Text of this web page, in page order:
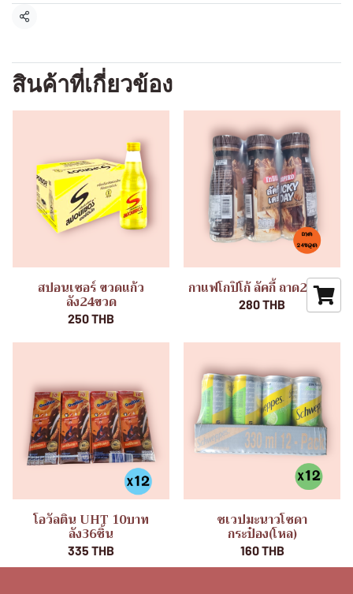
แชร์
สินค้าที่เกี่ยวข้อง
สปอนเซอร์ ขวดแก้ว
ลัง24ขวด
250 THB
กาแฟโกปิโก้ ลัคกี้ ถาด24ขวด
280 THB
โอวัลติน UHT 10บาท
ลัง36ชิ้น
335 THB
ชเวปมะนาวโซดา
กระป๋อง(โหล)
160 THB